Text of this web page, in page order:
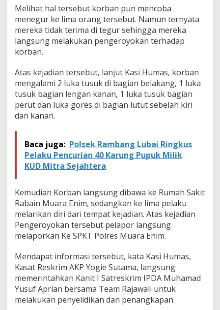
a
r
a
E
n
i
b
e
k
l
s
Melihat hal tersebut korban pun mencoba
menegur ke lima orang tersebut. Namun ternyata
mereka tidak terima di tegur sehingga mereka
langsung melakukan pengeroyokan terhadap
korban.
Atas kejadian tersebut, lanjut Kasi Humas, korban
mengalami 2 luka tusuk di bagian belakang, 1 luka
tusuk bagian lengan kanan, 1 luka tusuk bagian
perut dan luka gores di bagian lutut sebelah kiri
dan kanan.
Baca juga: Polsek Rambang Lubai Ringkus
Pelaku Pencurian 40 Karung Pupuk Milik
KUD Mitra Sejahtera
Kemudian Korban langsung dibawa ke Rumah Sakit
Rabain Muara Enim, sedangkan ke lima pelaku
melarikan diri dari tempat kejadian. Atas kejadian
Pengeroyokan tersebut pelapor langsung
melaporkan Ke SPKT Polres Muara Enim.
Mendapat informasi tersebut, kata Kasi Humas,
Kasat Reskrim AKP Yogie Sutama, langsung
memerintahkan Kanit I Satreskrim IPDA Muhamad
Yusuf Aprian bersama Team Rajawali untuk
melakukan penyelidikan dan penangkapan.